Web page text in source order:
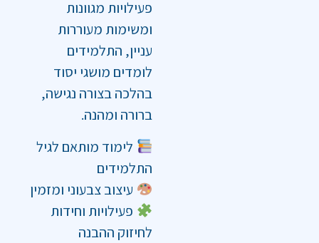
פעילויות מגוונות
ומשימות מעוררות
עניין, התלמידים
לומדים מושגי יסוד
בהלכה בצורה נגישה,
ברורה ומהנה.
לימוד מותאם לגיל
התלמידים
עיצוב צבעוני ומזמין
פעילויות וחידות
לחיזוק ההבנה